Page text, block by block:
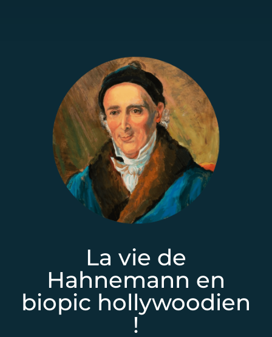
La vie de
Hahnemann en
biopic hollywoodien
!